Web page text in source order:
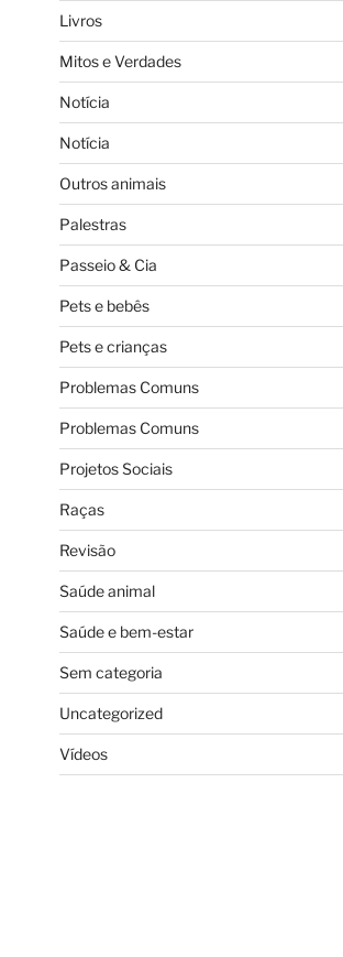
Livros
Mitos e Verdades
Notícia
Notícia
Outros animais
Palestras
Passeio & Cia
Pets e bebês
Pets e crianças
Problemas Comuns
Problemas Comuns
Projetos Sociais
Raças
Revisão
Saúde animal
Saúde e bem-estar
Sem categoria
Uncategorized
Vídeos